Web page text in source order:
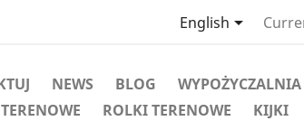
English
NEWS BLOG WYPOŻYCZALNIA
ROLKI TERENOWE KIJKI